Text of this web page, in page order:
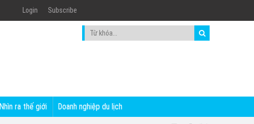
Login Subscribe
Nhìn ra thế giới Doanh nghiệp du lịch